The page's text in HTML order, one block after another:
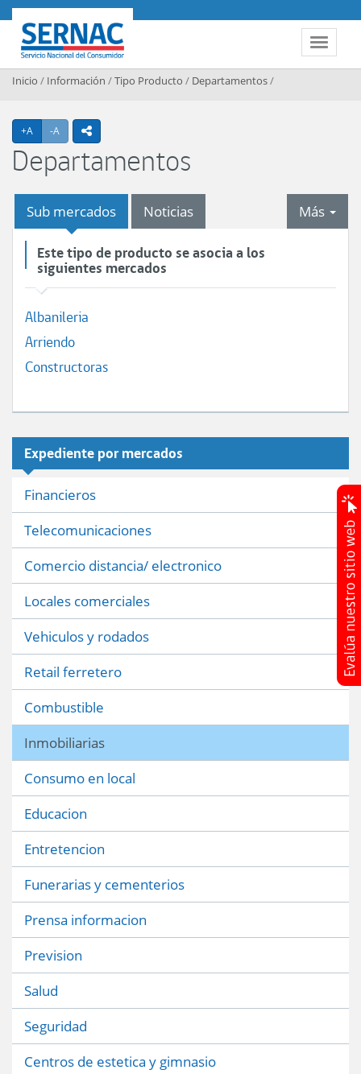
Contenido principal
Toggle
SERNAC
Inicio / Información /Tipo Producto / Departamentos/
+A Agrandar texto
-A Achicar textoicono compartir
Departamentos
Más
Sub mercados Noticias
Este tipo de producto se asocia a los
siguientes mercados
Albanileria
Arriendo
Constructoras
Expediente por mercados
Financieros
Telecomunicaciones
Comercio distancia/ electronico
Locales comerciales
Vehiculos y rodados
Retail ferretero
Combustible
Inmobiliarias
Consumo en local
Educacion
Entretencion
Funerarias y cementerios
Prensa informacion
Prevision
Salud
Seguridad
Centros de estetica y gimnasio